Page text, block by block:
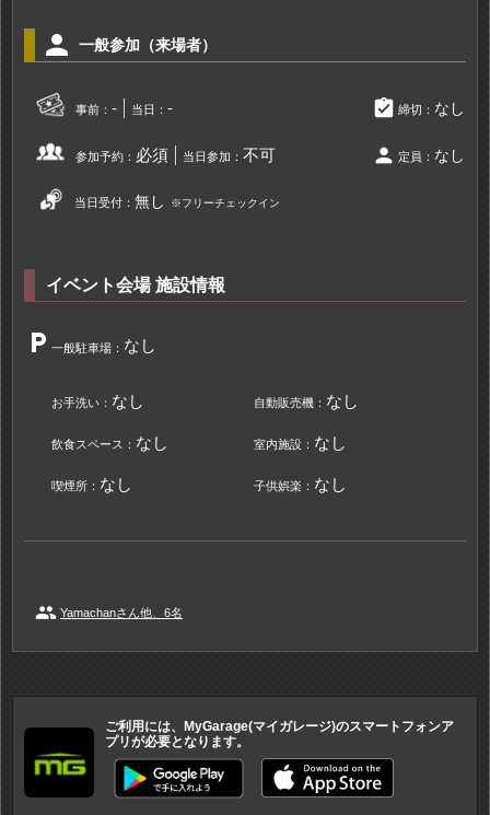
person 一般参加（来場者）
事前： - 当日： - assignment_turned_in 締切： なし
参加予約： 必須 当日参加： 不可 person 定員： なし
当日受付：無し ※フリーチェックイン
イベント会場 施設情報
local_parking 一般駐車場： なし
お手洗い： なし 自動販売機： なし
飲食スペース： なし 室内施設： なし
喫煙所： なし 子供娯楽： なし
people Yamachanさん他、6名
ご利用には、MyGarage(マイガレージ)のスマートフォンア
プリが必要となります。